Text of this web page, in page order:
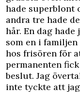
hade superblont
andra tre hade
hår. En dag
som en i
hos frisören för
permanenten
beslut. Jag
inte tyckte att